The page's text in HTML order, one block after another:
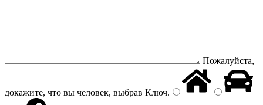
Пожалуйста,
докажите, что вы человек, выбрав Ключ.